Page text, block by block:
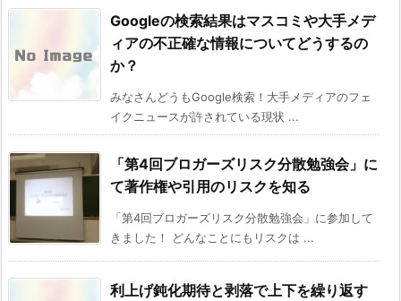
Googleの検索結果はマスコミや大手メデ
ィアの不正確な情報についてどうするの
か？
みなさんどうもGoogle検索！大手メディアのフェ
イクニュースが許されている現状 ...
「第4回ブロガーズリスク分散勉強会」に
て著作権や引用のリスクを知る
「第4回ブロガーズリスク分散勉強会」に参加して
きました！ どんなことにもリスクは ...
利上げ鈍化期待と剥落で上下を繰り返す